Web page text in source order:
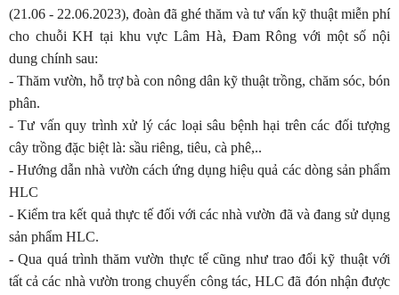
(21.06 - 22.06.2023), đoàn đã ghé thăm và tư vấn kỹ thuật miễn phí
cho chuỗi KH tại khu vực Lâm Hà, Đam Rông với một số nội
dung chính sau:
- Thăm vườn, hỗ trợ bà con nông dân kỹ thuật trồng, chăm sóc, bón
phân.
- Tư vấn quy trình xử lý các loại sâu bệnh hại trên các đối tượng
cây trồng đặc biệt là: sầu riêng, tiêu, cà phê,..
- Hướng dẫn nhà vườn cách ứng dụng hiệu quả các dòng sản phẩm
HLC
- Kiểm tra kết quả thực tế đối với các nhà vườn đã và đang sử dụng
sản phẩm HLC.
- Qua quá trình thăm vườn thực tế cũng như trao đổi kỹ thuật với
tất cả các nhà vườn trong chuyến công tác, HLC đã đón nhận được